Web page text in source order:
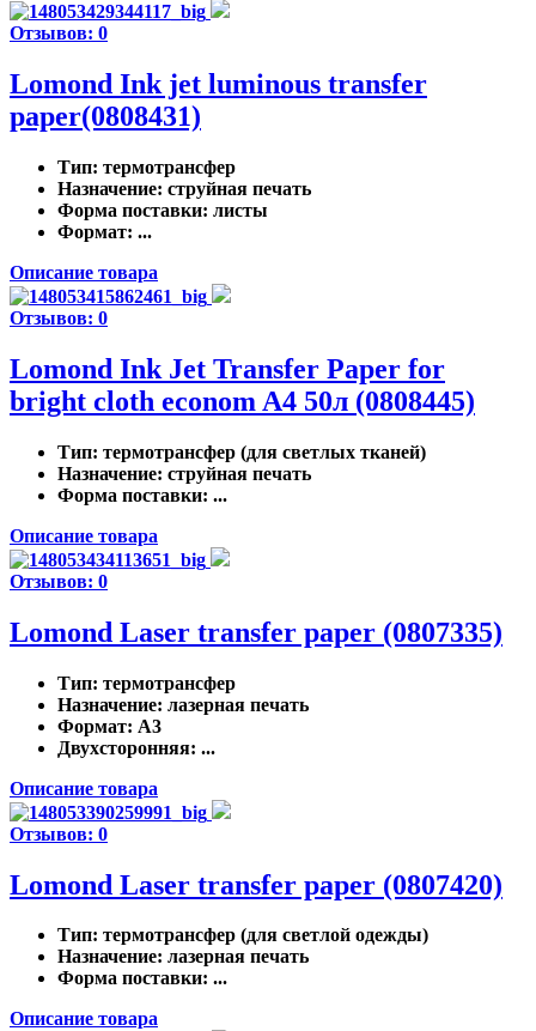
Отзывов: 0
Lomond Ink jet luminous transfer
paper(0808431)
Тип: термотрансфер
Назначение: струйная печать
Форма поставки: листы
Формат: ...
Описание товара
Отзывов: 0
Lomond Ink Jet Transfer Paper for
bright cloth econom A4 50л (0808445)
Тип: термотрансфер (для светлых тканей)
Назначение: струйная печать
Форма поставки: ...
Описание товара
Отзывов: 0
Lomond Laser transfer paper (0807335)
Тип: термотрансфер
Назначение: лазерная печать
Формат: A3
Двухсторонняя: ...
Описание товара
Отзывов: 0
Lomond Laser transfer paper (0807420)
Тип: термотрансфер (для светлой одежды)
Назначение: лазерная печать
Форма поставки: ...
Описание товара